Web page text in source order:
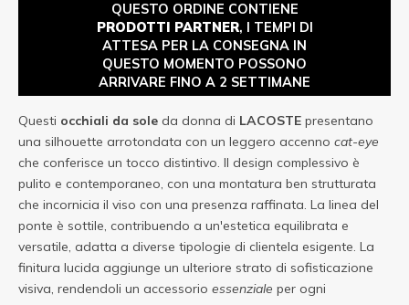
QUESTO ORDINE CONTIENE
PRODOTTI PARTNER, I TEMPI DI
ATTESA PER LA CONSEGNA IN
QUESTO MOMENTO POSSONO
ARRIVARE FINO A 2 SETTIMANE
Questi occhiali da sole da donna di LACOSTE presentano
una silhouette arrotondata con un leggero accenno cat-eye
che conferisce un tocco distintivo. Il design complessivo è
pulito e contemporaneo, con una montatura ben strutturata
che incornicia il viso con una presenza raffinata. La linea del
ponte è sottile, contribuendo a un'estetica equilibrata e
versatile, adatta a diverse tipologie di clientela esigente. La
finitura lucida aggiunge un ulteriore strato di sofisticazione
visiva, rendendoli un accessorio essenziale per ogni